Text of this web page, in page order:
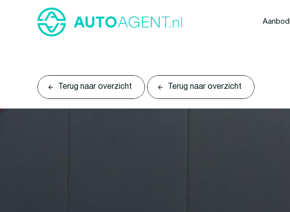
Aanbod
Terug naar overzicht Terug naar overzicht